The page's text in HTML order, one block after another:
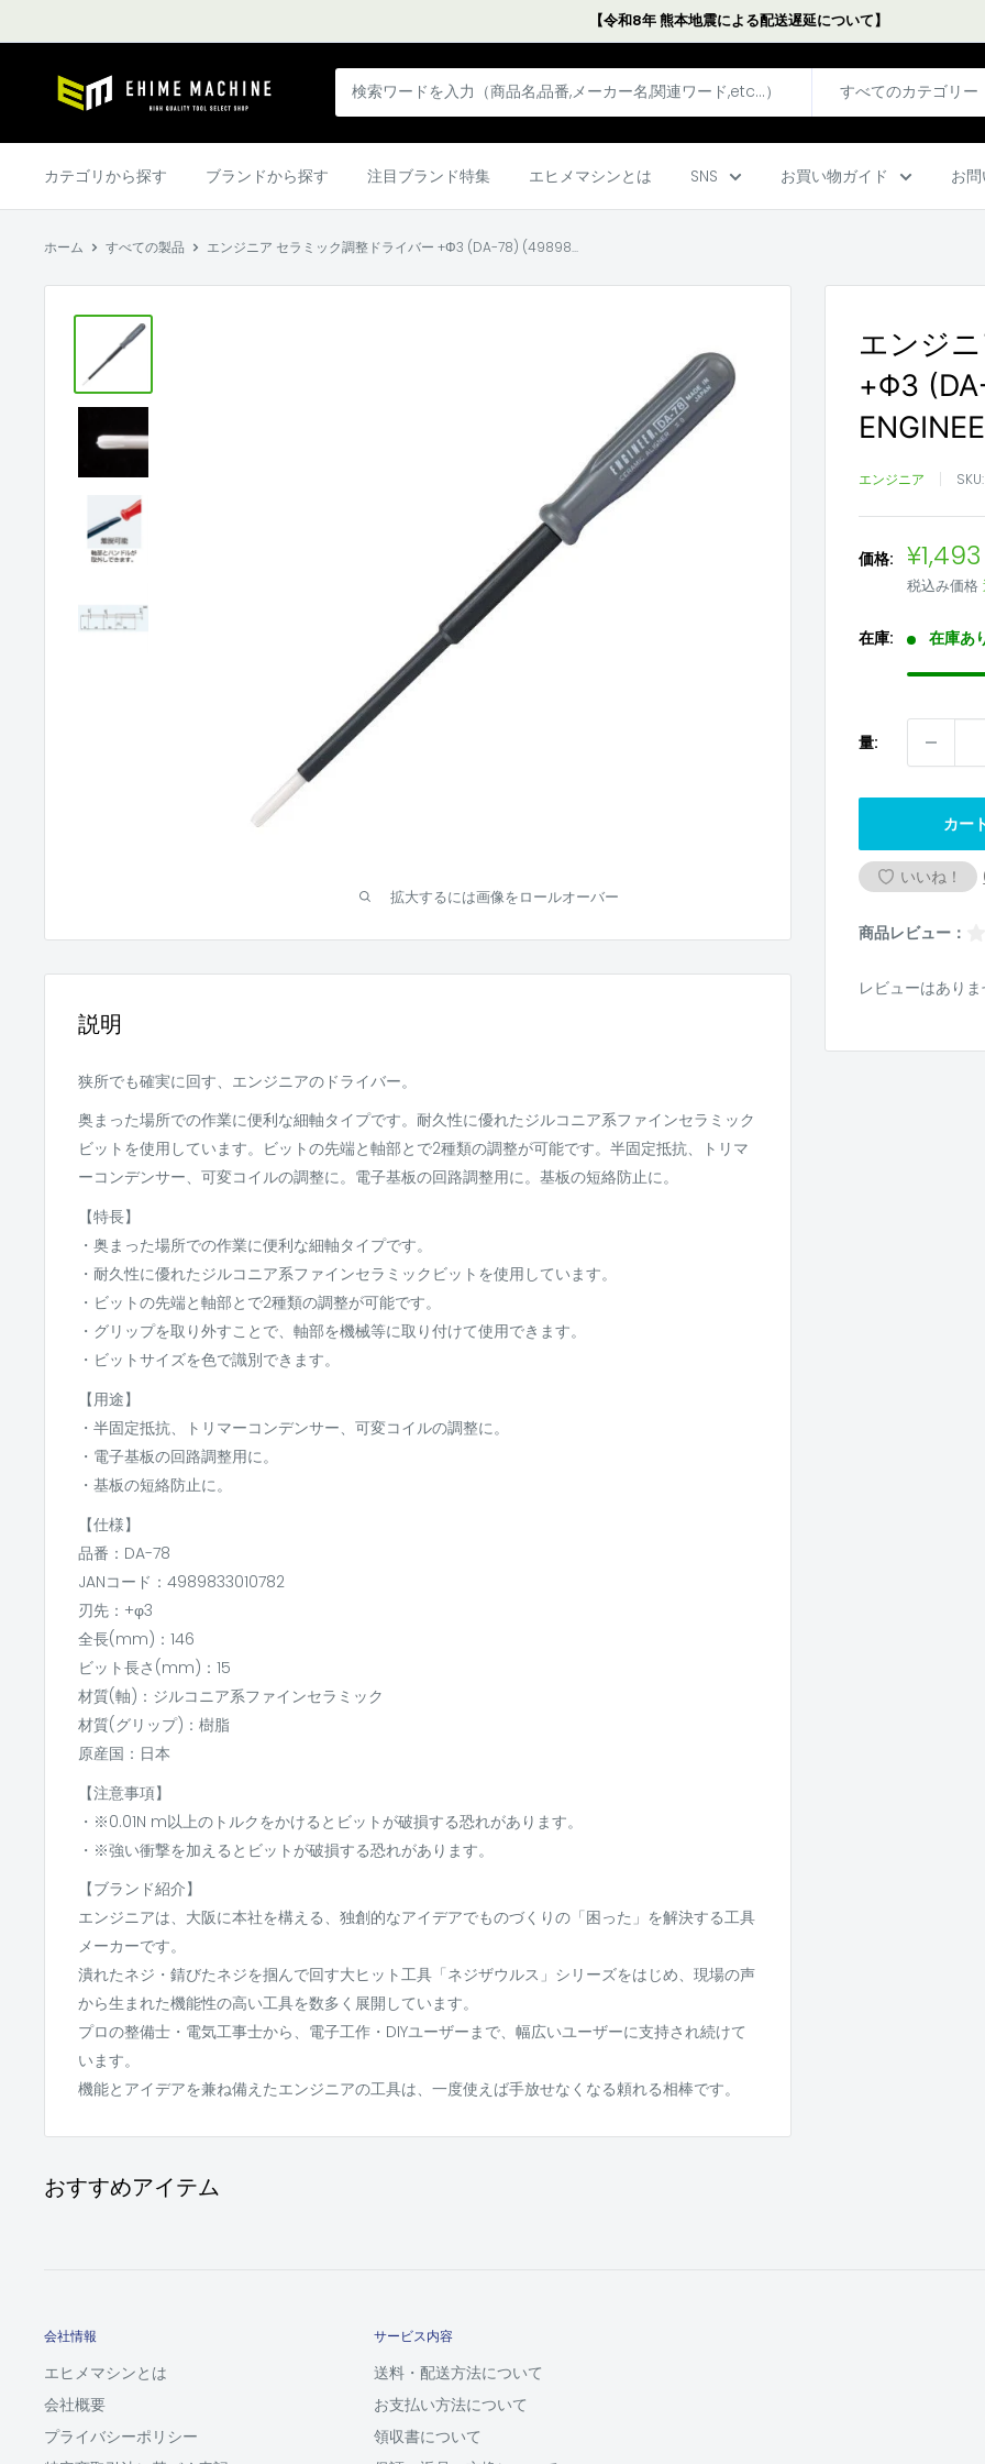
ン
キ
【令和8年 熊本地震による配送遅延について】
エ
ヒ
本
すべてのカテゴリー
カテゴリから探す ブランドから探す 注目ブランド特集 エヒメマシンとは SNS お買い物ガイド お
ホーム すべての製品 エンジニア セラミック調整ドライバー +Φ3 (DA-78) (49898...
拡大するには画像をロールオーバー
エンジ
+Φ3
エンジニア
価格: 販
売
価
格
¥1,493
税込み価格
在庫: 在庫あ
量:
カー
いいね！
商品レビュー：
レビューはあり
説明
狭所でも確実に回す、エンジニアのドライバー。
奥まった場所での作業に便利な細軸タイプです。耐久性に優れたジルコニア系ファインセラミック
ビットを使用しています。ビットの先端と軸部とで2種類の調整が可能です。半固定抵抗、トリマ
ーコンデンサー、可変コイルの調整に。電子基板の回路調整用に。基板の短絡防止に。
【特長】
・奥まった場所での作業に便利な細軸タイプです。
・耐久性に優れたジルコニア系ファインセラミックビットを使用しています。
・ビットの先端と軸部とで2種類の調整が可能です。
・グリップを取り外すことで、軸部を機械等に取り付けて使用できます。
・ビットサイズを色で識別できます。
【用途】
・半固定抵抗、トリマーコンデンサー、可変コイルの調整に。
・電子基板の回路調整用に。
・基板の短絡防止に。
【仕様】
品番：DA-78
JANコード：4989833010782
刃先：+φ3
全長(mm)：146
ビット長さ(mm)：15
材質(軸)：ジルコニア系ファインセラミック
材質(グリップ)：樹脂
原産国：日本
【注意事項】
・※0.01N m以上のトルクをかけるとビットが破損する恐れがあります。
・※強い衝撃を加えるとビットが破損する恐れがあります。
【ブランド紹介】
エンジニアは、大阪に本社を構える、独創的なアイデアでものづくりの「困った」を解決する工具
メーカーです。
潰れたネジ・錆びたネジを掴んで回す大ヒット工具「ネジザウルス」シリーズをはじめ、現場の声
から生まれた機能性の高い工具を数多く展開しています。
プロの整備士・電気工事士から、電子工作・DIYユーザーまで、幅広いユーザーに支持され続けて
います。
機能とアイデアを兼ね備えたエンジニアの工具は、一度使えば手放せなくなる頼れる相棒です。
おすすめアイテム
会社情報
エヒメマシンとは
会社概要
プライバシーポリシー
サービス内容
送料・配送方法について
お支払い方法について
領収書について